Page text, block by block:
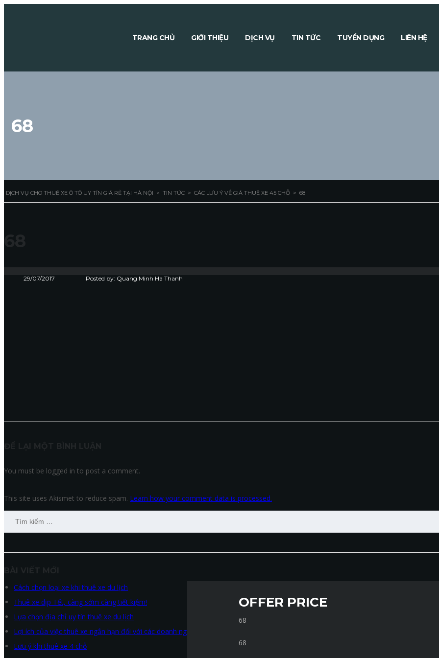
TRANG CHỦ GIỚI THIỆU DỊCH VỤ TIN TỨC TUYỂN DỤNG LIÊN HỆ
68
DỊCH VỤ CHO THUÊ XE Ô TÔ UY TÍN GIÁ RẺ TẠI HÀ NỘI > TIN TỨC > CÁC LƯU Ý VỀ GIÁ THUÊ XE 45 CHỖ > 68
29/07/2017 Posted by: Quang Minh Ha Thanh
You must be logged in to post a comment.
This site uses Akismet to reduce spam. Learn how your comment data is processed.
kiếm
Cách chọn loại xe khi thuê xe du lịch
Thuê xe dịp Tết, càng sớm càng tiết kiệm!
Lựa chọn địa chỉ uy tín thuê xe du lịch
Lợi ích của việc thuê xe ngắn hạn đối với các doanh nghiệp
Lưu ý khi thuê xe 4 chỗ
SCHEDULE A TEST DRIVE
68
REQUEST CAR PRICE
68
OFFER PRICE
68